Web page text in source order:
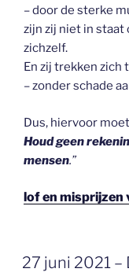
– door de sterke
zijn zij niet in staat
zichzelf.
En zij trekken zich
– zonder schade
Dus, hiervoor
Houd geen
mensen.”
lof en misprijzen
GEPLAATST
OP
27 juni 2021 –